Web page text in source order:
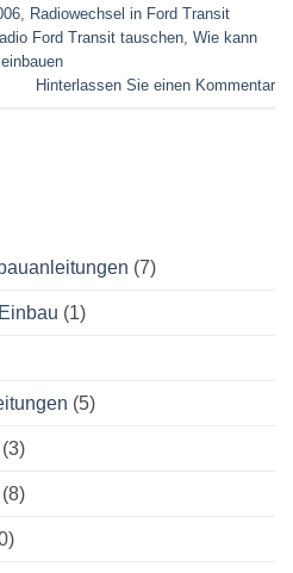
Radiowechsel in Ford Transit
Ford Transit tauschen Wie kann
Hinterlassen Sie einen Kommentar
(7)
(1)
(5)
(3)
(8)